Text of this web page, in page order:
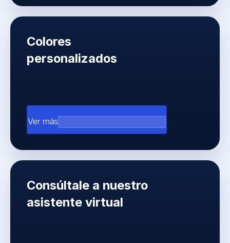
Colores
personalizados
Ver más
Consúltale a nuestro
asistente virtual